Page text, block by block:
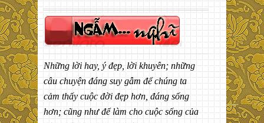
Những lời hay, ý đẹp, lời khuyên; những
câu chuyện đáng suy gẫm để chúng ta
cảm thấy cuộc đời đẹp hơn, đáng sống
hơn; cũng như để làm cho cuộc sống của